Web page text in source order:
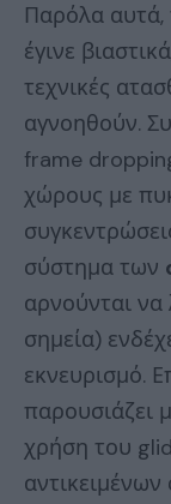
Παρόλα αυτά,
έγινε
τεχνικές
αγνοηθούν.
frame
χώρους με
σύστημα των
αρνούνται να
σημεία)
εκνευρισμό.
παρουσιάζει
χρήση του
αντικειμένων